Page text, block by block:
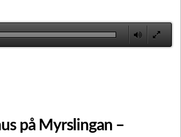
på Myrslingan –